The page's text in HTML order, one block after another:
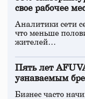
свое рабочее
Аналитики сети
что меньше
жителей…
Пять лет
узнаваемым
Бизнес часто